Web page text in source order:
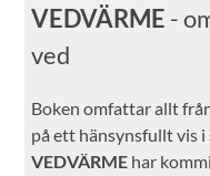
VEDVÄRME -
ved
Boken omfattar allt
på ett hänsynsfullt vis
VEDVÄRME har